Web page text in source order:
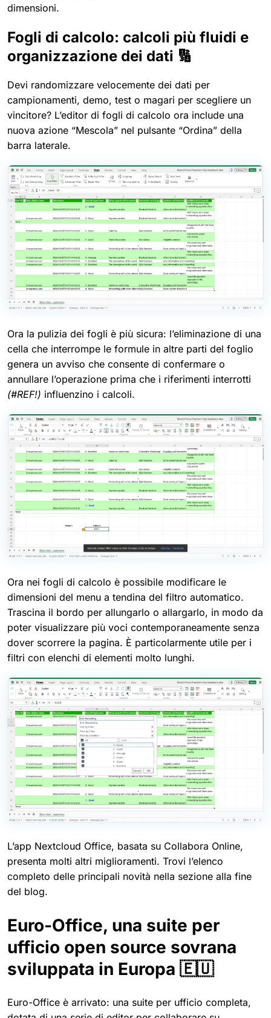
dimensioni.
Fogli di calcolo: calcoli più fluidi e
organizzazione dei dati 🔢
Devi randomizzare velocemente dei dati per
campionamenti, demo, test o magari per scegliere un
vincitore? L’editor di fogli di calcolo ora include una
nuova azione “Mescola” nel pulsante “Ordina” della
barra laterale.
Ora la pulizia dei fogli è più sicura: l’eliminazione di una
cella che interrompe le formule in altre parti del foglio
genera un avviso che consente di confermare o
annullare l’operazione prima che i riferimenti interrotti
(#REF!) influenzino i calcoli.
Ora nei fogli di calcolo è possibile modificare le
dimensioni del menu a tendina del filtro automatico.
Trascina il bordo per allungarlo o allargarlo, in modo da
poter visualizzare più voci contemporaneamente senza
dover scorrere la pagina. È particolarmente utile per i
filtri con elenchi di elementi molto lunghi.
L’app Nextcloud Office, basata su Collabora Online,
presenta molti altri miglioramenti. Trovi l’elenco
completo delle principali novità nella sezione alla fine
del blog.
Euro-Office, una suite per
ufficio open source sovrana
sviluppata in Europa 🇪🇺
Euro-Office è arrivato: una suite per ufficio completa,